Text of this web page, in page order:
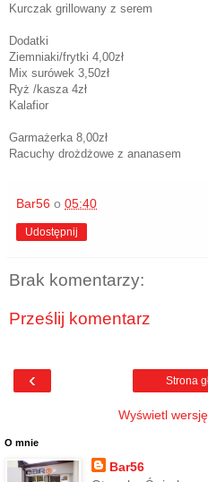
Kurczak grillowany z serem
Dodatki
Ziemniaki/frytki 4,00zł
Mix surówek 3,50zł
Ryż /kasza 4zł
Kalafior
Garmażerka 8,00zł
Racuchy drożdżowe z ananasem
Bar56 o 05:40
Udostępnij
Brak komentarzy:
Prześlij komentarz
‹ Strona
Wyświetl
O mnie
Bar56